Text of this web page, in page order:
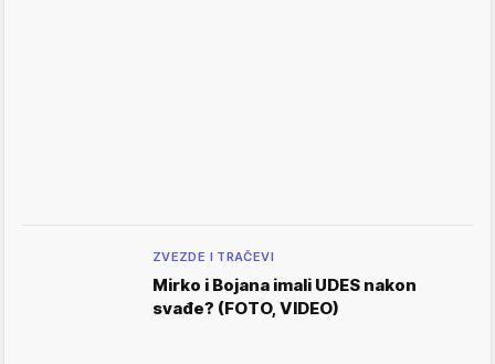
ZVEZDE I TRAČEVI
Mirko i Bojana imali UDES nakon
svađe? (FOTO, VIDEO)